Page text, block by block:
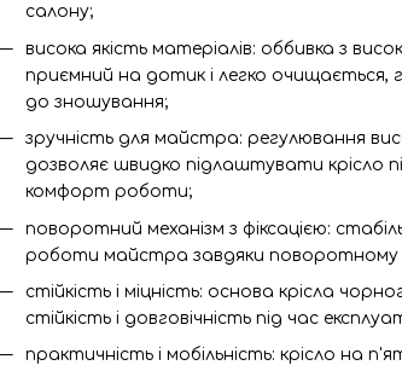
салону;
висока якість матеріалів: оббивка з
приємний на дотик і легко очищається,
до зношування;
зручність для майстра: регулювання
дозволяє швидко підлаштувати крісло
комфорт роботи;
поворотний механізм з фіксацією:
роботи майстра завдяки поворотному
стійкість і міцність: основа крісла
стійкість і довговічність під час
практичність і мобільність: крісло на